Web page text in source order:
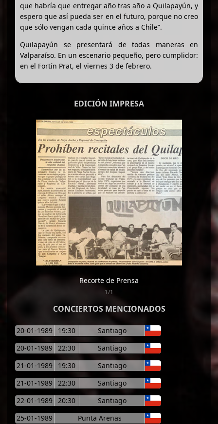
que habría que entregar año tras año a Quilapayún, y
espero que así pueda ser en el futuro, porque no creo
que sólo vengan cada quince años a Chile”.
Quilapayún se presentará de todas maneras en
Valparaíso. En un escenario pequeño, pero cumplidor:
en el Fortín Prat, el viernes 3 de febrero.
EDICIÓN IMPRESA
Recorte de Prensa
1/1
CONCIERTOS MENCIONADOS
20-01-1989 19:30
Santiago
20-01-1989 22:30
Santiago
21-01-1989
19:30
Santiago
21-01-1989 22:30
Santiago
22-01-1989 20:30
Santiago
25-01-1989
Punta Arenas